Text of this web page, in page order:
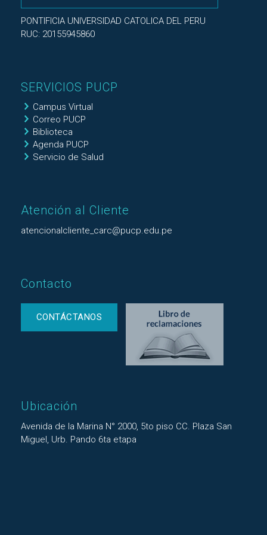
PONTIFICIA UNIVERSIDAD CATOLICA DEL PERU
RUC: 20155945860
SERVICIOS PUCP
Campus Virtual
Correo PUCP
Biblioteca
Agenda PUCP
Servicio de Salud
Atención al Cliente
atencionalcliente_carc@pucp.edu.pe
Contacto
CONTÁCTANOS
Ubicación
Avenida de la Marina N° 2000, 5to piso CC. Plaza San
Miguel, Urb. Pando 6ta etapa